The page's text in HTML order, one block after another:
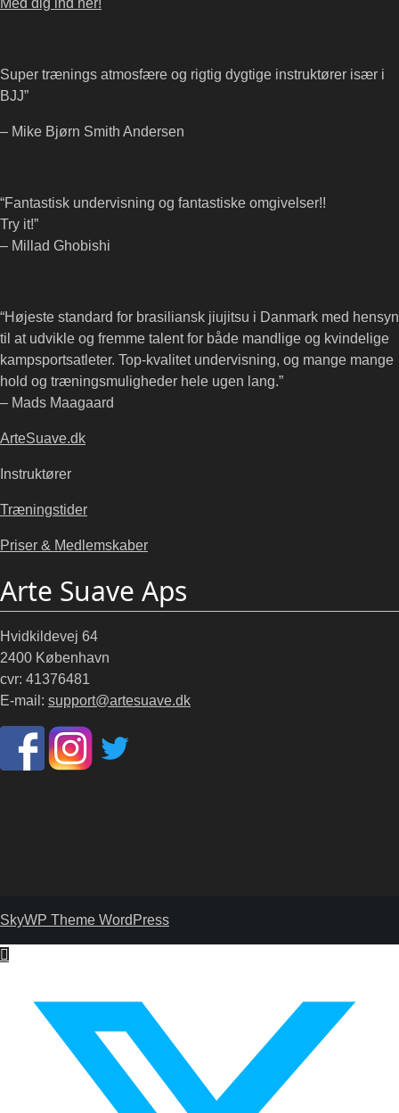
Med dig ind her!
Super trænings atmosfære og rigtig dygtige instruktører især i
BJJ”
– Mike Bjørn Smith Andersen
“Fantastisk undervisning og fantastiske omgivelser!!
Try it!”
– Millad Ghobishi
“Højeste standard for brasiliansk jiujitsu i Danmark med hensyn
til at udvikle og fremme talent for både mandlige og kvindelige
kampsportsatleter. Top-kvalitet undervisning, og mange mange
hold og træningsmuligheder hele ugen lang.”
– Mads Maagaard
ArteSuave.dk
Instruktører
Træningstider
Priser & Medlemskaber
Arte Suave Aps
Hvidkildevej 64
2400 København
cvr: 41376481
E-mail: support@artesuave.dk
SkyWP Theme WordPress